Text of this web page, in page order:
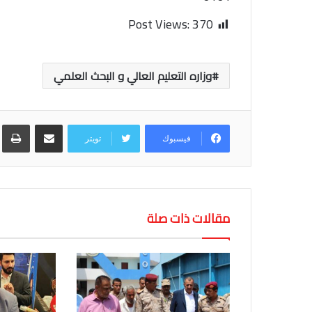
Post Views:370
وزاره التعليم العالي و البحث العلمي
فيسبوك تويتر
مقالات ذات صلة